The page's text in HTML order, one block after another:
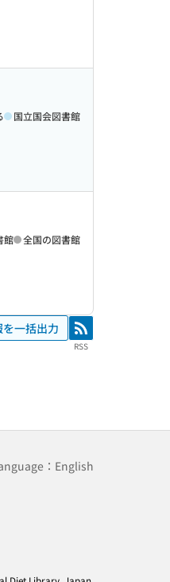
国立国会図書館
館 全国の図書館
一括出力 RSS
RSS
：English